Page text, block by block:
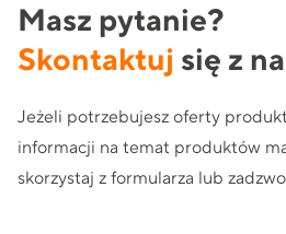
Masz pytanie?
Skontaktuj się z
Jeżeli potrzebujesz oferty
informacji na temat produktów
skorzystaj z formularza lub